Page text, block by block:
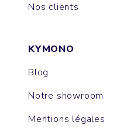
Nos clients
KYMONO
Blog
Notre showroom
Mentions légales